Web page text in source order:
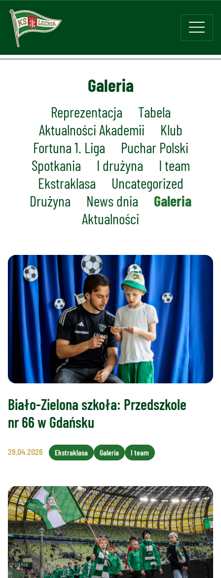
Galeria
Reprezentacja
Tabela
Aktualności Akademii
Klub
Fortuna 1. Liga
Puchar Polski
Spotkania
I drużyna
I team
Ekstraklasa
Uncategorized
Drużyna
News dnia
Galeria
Aktualności
Biało-Zielona szkoła: Przedszkole
nr 66 w Gdańsku
29.04.2026 Ekstraklasa Galeria I team